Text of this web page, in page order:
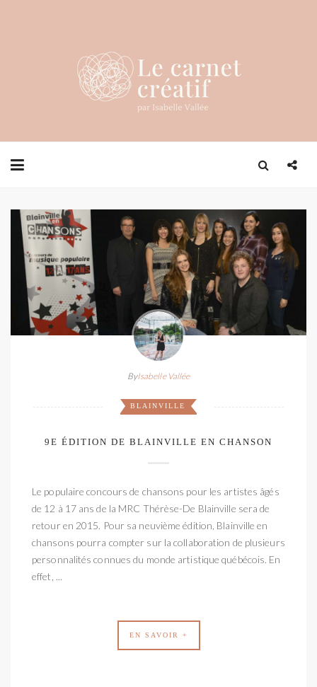
ByIsabelle Vallée
BLAINVILLE
9E ÉDITION DE BLAINVILLE EN CHANSON
Le populaire concours de chansons pour les artistes âgés
de 12 à 17 ans de la MRC Thérèse-De Blainville sera de
retour en 2015. Pour sa neuvième édition, Blainville en
chansons pourra compter sur la collaboration de plusieurs
personnalités connues du monde artistique québécois. En
effet, ...
EN SAVOIR +